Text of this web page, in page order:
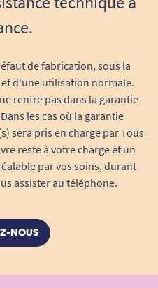
de fabrication, sous la
d'une utilisation normale.
rentre pas dans la garantie
les cas où la garantie
sera pris en charge par Tous
reste à votre charge et un
par vos soins, durant
assister au téléphone.
NOUS